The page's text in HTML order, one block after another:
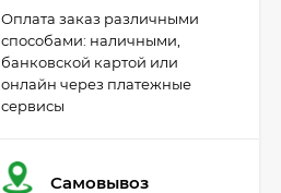
Оплата заказ различными
способами: наличными,
банковской картой или
онлайн через платежные
сервисы
Самовывоз